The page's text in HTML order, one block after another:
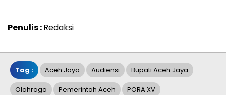
Penulis :Redaksi
Tag : Aceh Jaya Audiensi Bupati Aceh Jaya
Olahraga Pemerintah Aceh PORA XV